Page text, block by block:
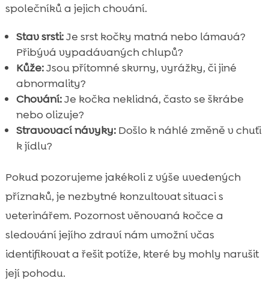
společníků a jejich chování.
Stav srsti:Je srst kočky matná nebo lámavá?
Přibývá vypadávaných chlupů?
Kůže:Jsou přítomné skvrny, vyrážky, či jiné
abnormality?
Chování:Je kočka neklidná, často se škrábe
nebo olizuje?
Stravovací návyky:Došlo k náhlé změně v chuťi
k jídlu?
Pokud pozorujeme jakékoli z výše uvedených
příznaků, je nezbytné konzultovat situaci s
veterinářem. Pozornost věnovaná kočce a
sledování jejího zdraví nám umožní včas
identifikovat a řešit potíže, které by mohly narušit
její pohodu.